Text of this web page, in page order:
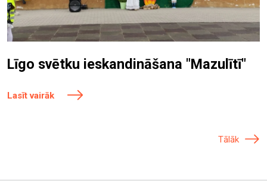
Līgo svētku ieskandināšana "Mazulītī"
Lasīt vairāk
Tālāk